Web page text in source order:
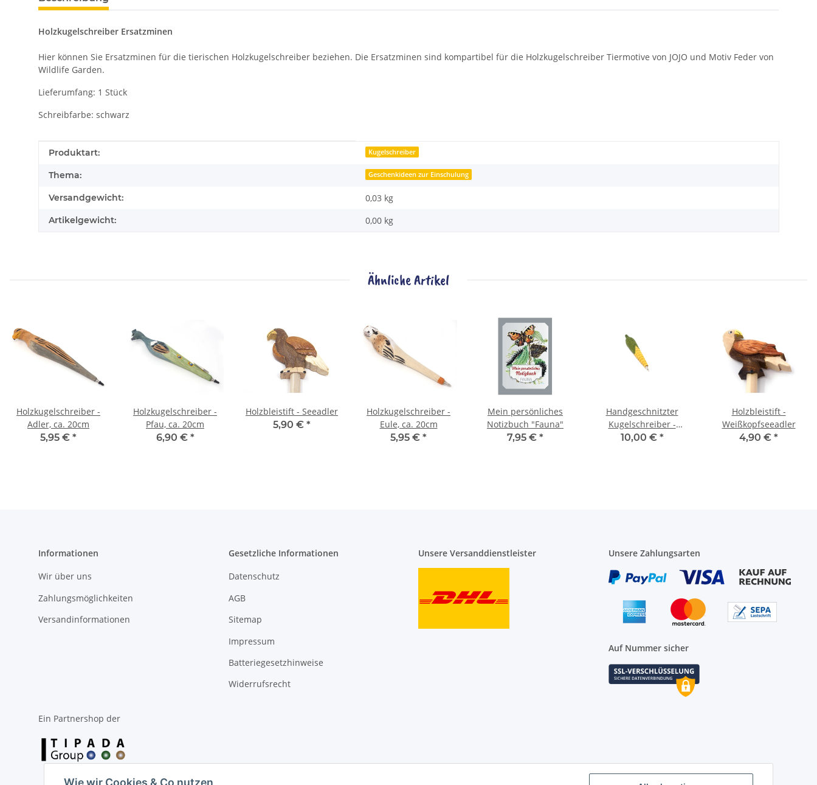
Holzkugelschreiber Ersatzminen
Hier können Sie Ersatzminen für die tierischen Holzkugelschreiber beziehen. Die Ersatzminen sind kompartibel für die Holzkugelschreiber Tiermotive von JOJO und Motiv Feder von
Wildlife Garden.
Lieferumfang: 1 Stück
Schreibfarbe: schwarz
Produkteigenschaft
Wert
Produktart: Kugelschreiber
Thema: Geschenkideen zur Einschulung
Versandgewicht: 0,03 kg
Artikelgewicht: 0,00 kg
Ähnliche Artikel
Holzkugelschreiber -
Adler, ca. 20cm
5,95 € *
Holzkugelschreiber -
Pfau, ca. 20cm
6,90 € *
Holzbleistift - Seeadler
5,90 € *
Holzkugelschreiber -
Eule, ca. 20cm
5,95 € *
Mein persönliches
Notizbuch "Fauna"
7,95 € *
Handgeschnitzter
Kugelschreiber -
Maiskolben
10,00 € *
Holzbleistift -
Weißkopfseeadler
4,90 € *
Informationen
Wir über uns
Zahlungsmöglichkeiten
Versandinformationen
Gesetzliche Informationen
Datenschutz
AGB
Sitemap
Impressum
Batteriegesetzhinweise
Widerrufsrecht
Unsere Versanddienstleister Unsere Zahlungsarten
Auf Nummer sicher
Ein Partnershop der